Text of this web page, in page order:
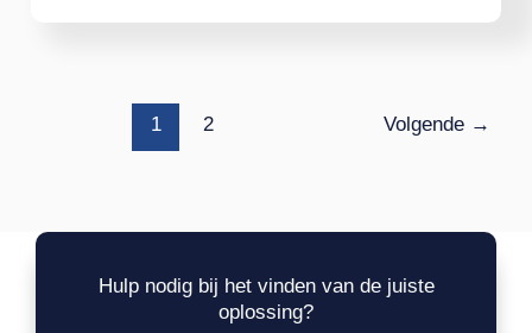
1 2 Volgende →
Hulp nodig bij het vinden van de juiste
oplossing?